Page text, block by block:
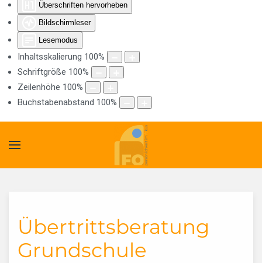
Überschriften hervorheben
Bildschirmleser
Lesemodus
Inhaltsskalierung 100%
Schriftgröße 100%
Zeilenhöhe 100%
Buchstabenabstand 100%
Übertrittsberatung
Grundschule